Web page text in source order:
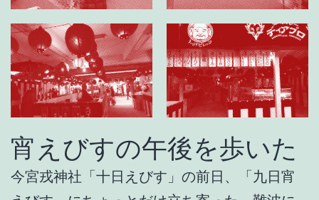
宵えびすの午後を歩いた
今宮戎神社「十日えびす」の前日、「九日宵